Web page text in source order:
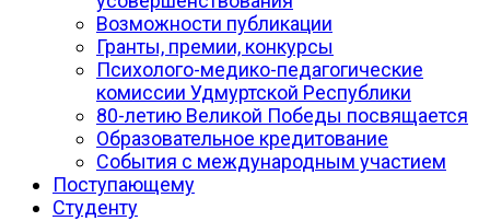
Возможности публикации
Гранты, премии, конкурсы
Психолого-медико-педагогические
комиссии Удмуртской Республики
80-летию Великой Победы посвящается
Образовательное кредитование
События с международным участием
Поступающему
Студенту